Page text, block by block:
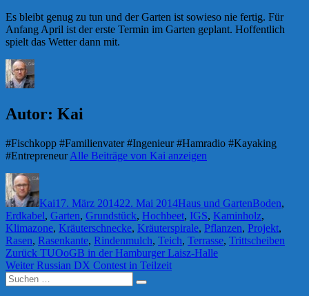
Es bleibt genug zu tun und der Garten ist sowieso nie fertig. Für
Anfang April ist der erste Termin im Garten geplant. Hoffentlich
spielt das Wetter dann mit.
Autor: Kai
#Fischkopp #Familienvater #Ingenieur #Hamradio #Kayaking
#EntrepreneurAlle Beiträge von Kai anzeigen
Autor
Kai17. März 201422. Mai 2014Haus und GartenBoden,
Erdkabel, Garten, Grundstück, Hochbeet, IGS, Kaminholz,
Klimazone, Kräuterschnecke, Kräuterspirale, Pflanzen, Projekt,
Rasen, Rasenkante, Rindenmulch, Teich, Terrasse, Trittscheiben
Beitragsnavigation
Zurück Vorheriger
Beitrag:
TUOoGB in der Hamburger Laisz-Halle
Weiter Nächster
Beitrag:
Russian DX Contest in Teilzeit
Suchen
nach:
Suchen